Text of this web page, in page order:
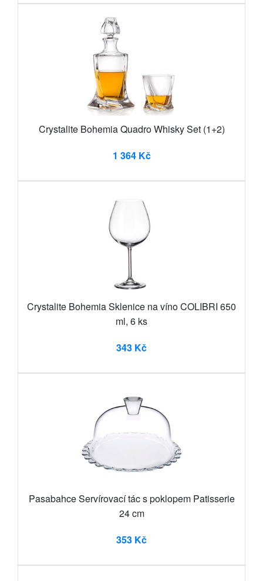
Crystalite Bohemia Quadro Whisky Set (1+2)
1 364 Kč
Crystalite Bohemia Sklenice na víno COLIBRI 650
ml, 6 ks
343 Kč
Pasabahce Servírovací tác s poklopem Patisserie
24 cm
353 Kč